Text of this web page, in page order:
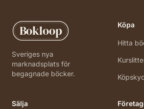
Bokloop
Sveriges nya
marknadsplats för
begagnade böcker.
Köpa
Hitta
Sälja